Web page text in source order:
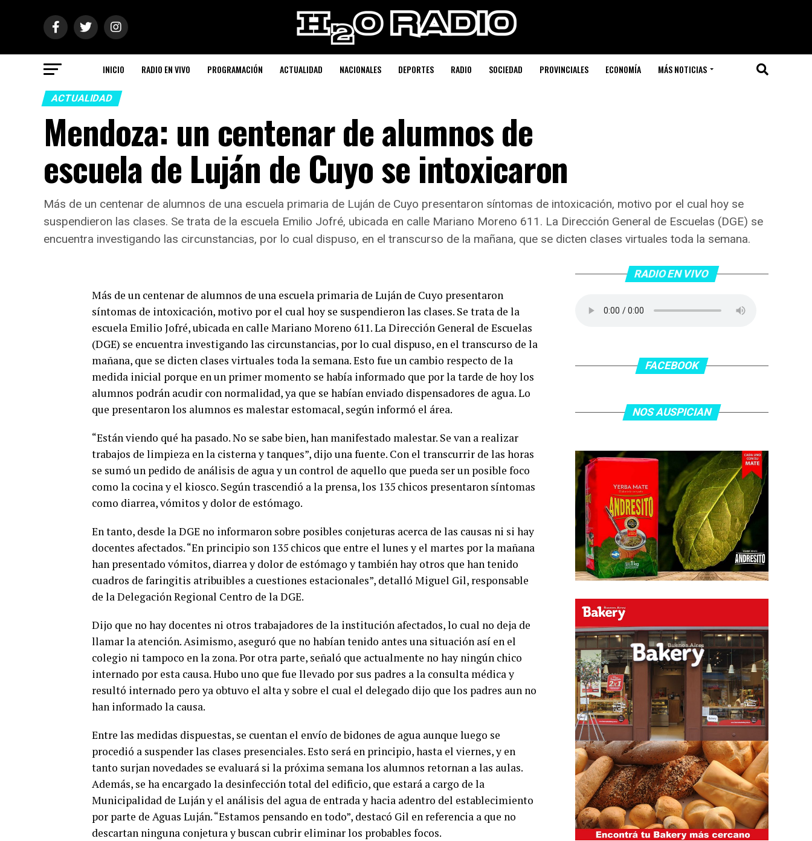
INICIO RADIO EN VIVO PROGRAMACIÓN ACTUALIDAD NACIONALES DEPORTES RADIO SOCIEDAD PROVINCIALES ECONOMÍA MÁS NOTICIAS
ACTUALIDAD
Mendoza: un centenar de alumnos de
escuela de Luján de Cuyo se intoxicaron
Más de un centenar de alumnos de una escuela primaria de Luján de Cuyo presentaron síntomas de intoxicación, motivo por el cual hoy se
suspendieron las clases. Se trata de la escuela Emilio Jofré, ubicada en calle Mariano Moreno 611. La Dirección General de Escuelas (DGE) se
encuentra investigando las circunstancias, por lo cual dispuso, en el transcurso de la mañana, que se dicten clases virtuales toda la semana.
Más de un centenar de alumnos de una escuela primaria de Luján de Cuyo presentaron
síntomas de intoxicación, motivo por el cual hoy se suspendieron las clases. Se trata de la
escuela Emilio Jofré, ubicada en calle Mariano Moreno 611. La Dirección General de Escuelas
(DGE) se encuentra investigando las circunstancias, por lo cual dispuso, en el transcurso de la
mañana, que se dicten clases virtuales toda la semana. Esto fue un cambio respecto de la
medida inicial porque en un primer momento se había informado que por la tarde de hoy los
alumnos podrán acudir con normalidad, ya que se habían enviado dispensadores de agua. Lo
que presentaron los alumnos es malestar estomacal, según informó el área.
“Están viendo qué ha pasado. No se sabe bien, han manifestado malestar. Se van a realizar
trabajos de limpieza en la cisterna y tanques”, dijo una fuente. Con el transcurrir de las horas
se sumó un pedido de análisis de agua y un control de aquello que pueda ser un posible foco
como la cocina y el kiosco. Según trascendió a la prensa, los 135 chicos presentaron síntomas
como diarrea, vómitos y dolor de estómago.
En tanto, desde la DGE no informaron sobre posibles conjeturas acerca de las causas ni si hay
docentes afectados. “En principio son 135 chicos que entre el lunes y el martes por la mañana
han presentado vómitos, diarrea y dolor de estómago y también hay otros que han tenido
cuadros de faringitis atribuibles a cuestiones estacionales”, detalló Miguel Gil, responsable
de la Delegación Regional Centro de la DGE.
Dijo que no hay docentes ni otros trabajadores de la institución afectados, lo cual no deja de
llamar la atención. Asimismo, aseguró que no habían tenido antes una situación así en el
colegio ni tampoco en la zona. Por otra parte, señaló que actualmente no hay ningún chico
internado por esta causa. Hubo uno que fue llevado por sus padres a la consulta médica y
resultó internado pero ya obtuvo el alta y sobre el cual el delegado dijo que los padres aun no
han informado la causa.
Entre las medidas dispuestas, se cuentan el envío de bidones de agua aunque luego se
procedió a suspender las clases presenciales. Esto será en principio, hasta el viernes, y en
tanto surjan novedades se evaluará si la próxima semana los alumnos retornan a las aulas.
Además, se ha encargado la desinfección total del edificio, que estará a cargo de la
Municipalidad de Luján y el análisis del agua de entrada y hacia adentro del establecimiento
por parte de Aguas Luján. “Estamos pensando en todo”, destacó Gil en referencia a que no
descartan ninguna conjetura y buscan cubrir eliminar los probables focos.
RADIO EN VIVO
FACEBOOK
NOS AUSPICIAN